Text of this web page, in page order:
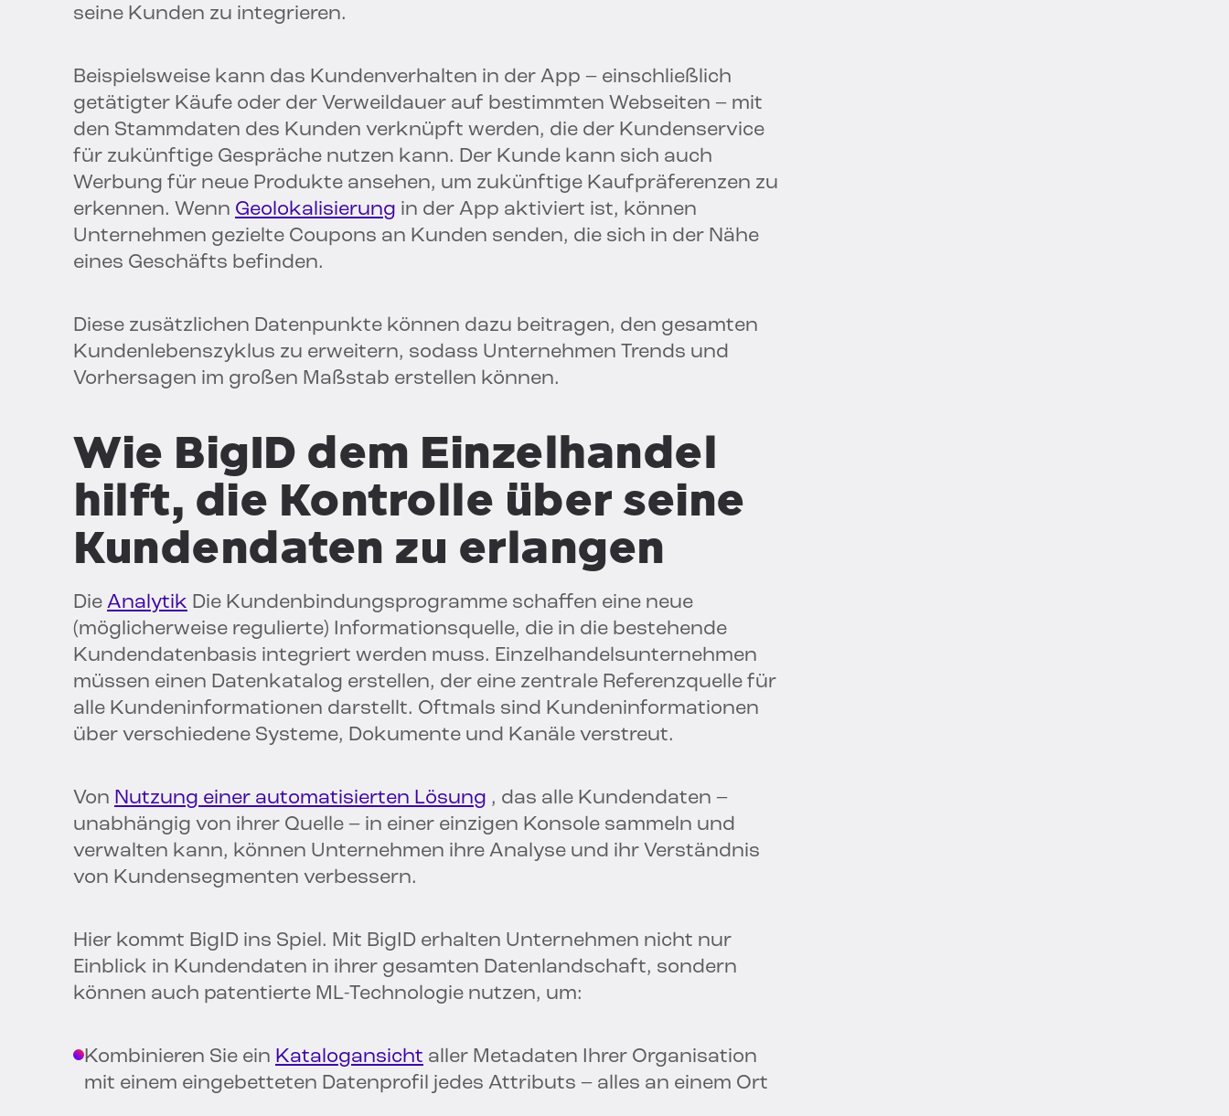
seine Kunden zu integrieren.
Beispielsweise kann das Kundenverhalten in der App – einschließlich
getätigter Käufe oder der Verweildauer auf bestimmten Webseiten – mit
den Stammdaten des Kunden verknüpft werden, die der Kundenservice
für zukünftige Gespräche nutzen kann. Der Kunde kann sich auch
Werbung für neue Produkte ansehen, um zukünftige Kaufpräferenzen zu
erkennen. Wenn Geolokalisierung in der App aktiviert ist, können
Unternehmen gezielte Coupons an Kunden senden, die sich in der Nähe
eines Geschäfts befinden.
Diese zusätzlichen Datenpunkte können dazu beitragen, den gesamten
Kundenlebenszyklus zu erweitern, sodass Unternehmen Trends und
Vorhersagen im großen Maßstab erstellen können.
Wie BigID dem Einzelhandel
hilft, die Kontrolle über seine
Kundendaten zu erlangen
Die Analytik Die Kundenbindungsprogramme schaffen eine neue
(möglicherweise regulierte) Informationsquelle, die in die bestehende
Kundendatenbasis integriert werden muss. Einzelhandelsunternehmen
müssen einen Datenkatalog erstellen, der eine zentrale Referenzquelle für
alle Kundeninformationen darstellt. Oftmals sind Kundeninformationen
über verschiedene Systeme, Dokumente und Kanäle verstreut.
Von Nutzung einer automatisierten Lösung , das alle Kundendaten –
unabhängig von ihrer Quelle – in einer einzigen Konsole sammeln und
verwalten kann, können Unternehmen ihre Analyse und ihr Verständnis
von Kundensegmenten verbessern.
Hier kommt BigID ins Spiel. Mit BigID erhalten Unternehmen nicht nur
Einblick in Kundendaten in ihrer gesamten Datenlandschaft, sondern
können auch patentierte ML-Technologie nutzen, um:
Kombinieren Sie ein Katalogansicht aller Metadaten Ihrer Organisation
mit einem eingebetteten Datenprofil jedes Attributs – alles an einem Ort